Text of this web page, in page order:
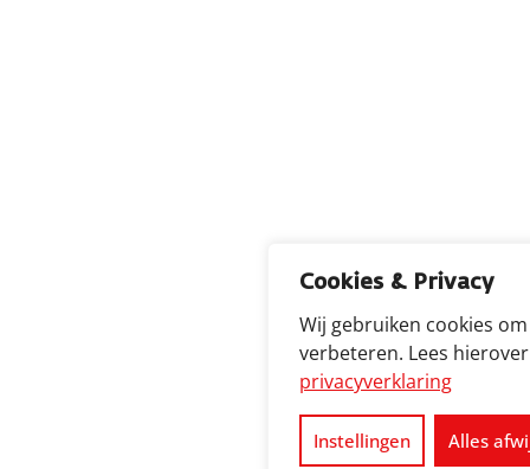
Cookies & Privacy
Wij gebruiken cookies
verbeteren. Lees
privacyverklaring
Instellingen Alles